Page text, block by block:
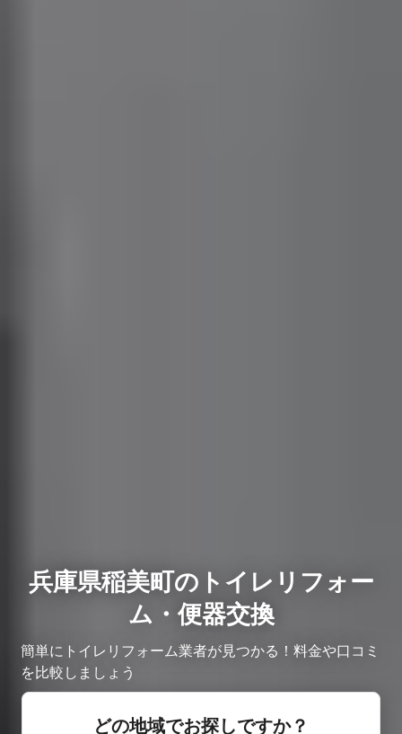
兵庫県稲美町のトイレリフォー
ム・便器交換
簡単にトイレリフォーム業者が見つかる！料金や口コミ
を比較しましょう
どの地域でお探しですか？